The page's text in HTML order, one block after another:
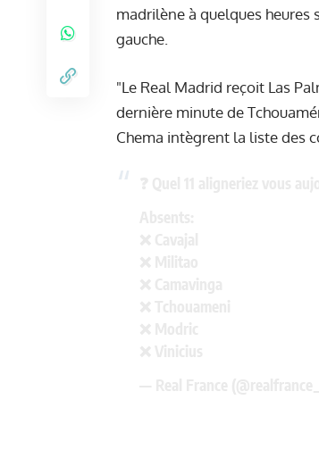
madrilène à quelques
gauche.
"Le Real Madrid reçoit Las
dernière minute de
Chema intègrent la liste des